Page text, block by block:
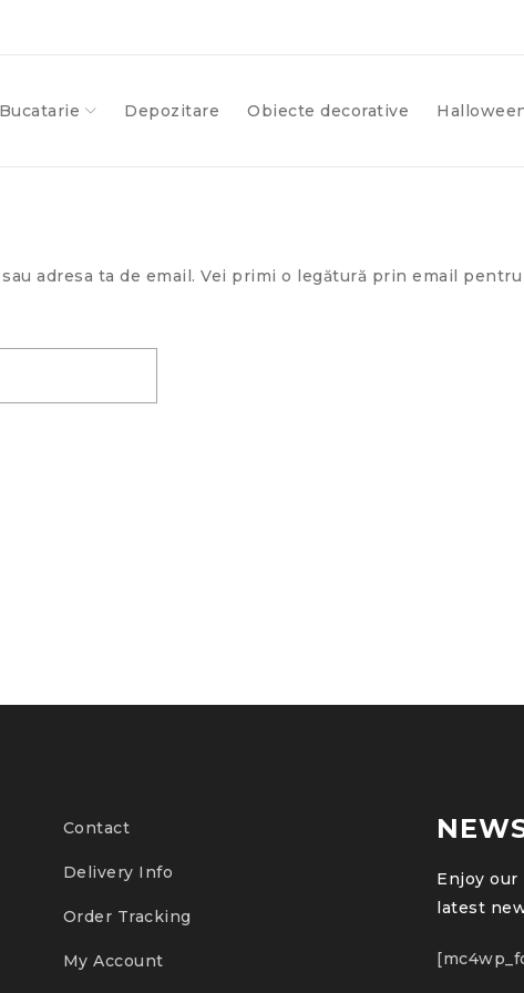
Bucatarie Depozitare Obiecte decorative
adresa ta de email. Vei primi o legătură prin email pentru
Contact
Delivery Info
Order Tracking
My Account
Enjoy
latest